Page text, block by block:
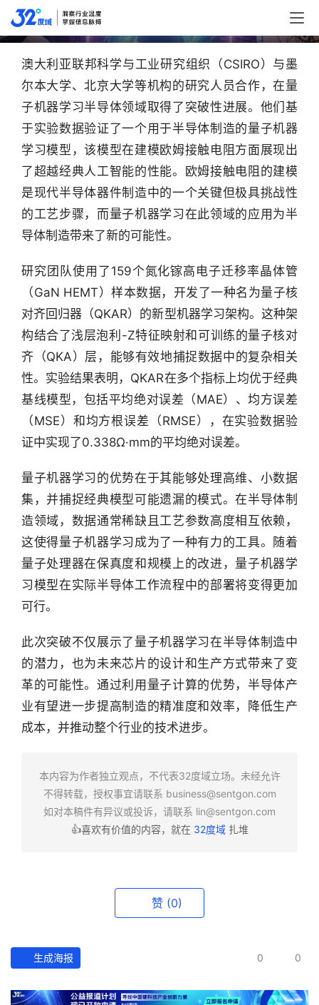
行
业
快
报
讯
选
头
条
深
度
之
个量子技术半导体
澳大利亚联邦科学与工业研究组织（CSIRO）与墨
尔本大学、北京大学等机构的研究人员合作，在量
子机器学习半导体领域取得了突破性进展。他们基
于实验数据验证了一个用于半导体制造的量子机器
学习模型，该模型在建模欧姆接触电阻方面展现出
了超越经典人工智能的性能。欧姆接触电阻的建模
是现代半导体器件制造中的一个关键但极具挑战性
的工艺步骤，而量子机器学习在此领域的应用为半
导体制造带来了新的可能性。
研究团队使用了159个氮化镓高电子迁移率晶体管
（GaN HEMT）样本数据，开发了一种名为量子核
对齐回归器（QKAR）的新型机器学习架构。这种架
构结合了浅层泡利-Z特征映射和可训练的量子核对
齐（QKA）层，能够有效地捕捉数据中的复杂相关
性。实验结果表明，QKAR在多个指标上均优于经典
基线模型，包括平均绝对误差（MAE）、均方误差
（MSE）和均方根误差（RMSE），在实验数据验
证中实现了0.338Ω·mm的平均绝对误差。
量子机器学习的优势在于其能够处理高维、小数据
集，并捕捉经典模型可能遗漏的模式。在半导体制
造领域，数据通常稀缺且工艺参数高度相互依赖，
这使得量子机器学习成为了一种有力的工具。随着
量子处理器在保真度和规模上的改进，量子机器学
习模型在实际半导体工作流程中的部署将变得更加
可行。
此次突破不仅展示了量子机器学习在半导体制造中
的潜力，也为未来芯片的设计和生产方式带来了变
革的可能性。通过利用量子计算的优势，半导体产
业有望进一步提高制造的精准度和效率，降低生产
成本，并推动整个行业的技术进步。
本内容为作者独立观点，不代表32度域立场。未经允许
不得转载，授权事宜请联系 business@sentgon.com
如对本稿件有异议或投诉，请联系 lin@sentgon.com
👍喜欢有价值的内容，就在 32度域扎堆
赞 (0)
生成海报 0 0